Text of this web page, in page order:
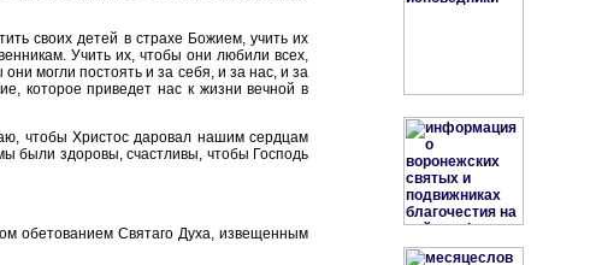
своих детей в страхе Божием, учить их
Учить их, чтобы они любили всех,
могли постоять и за себя, и за нас, и за
которое приведет нас к жизни вечной в
чтобы Христос даровал нашим сердцам
были здоровы, счастливы, чтобы Господь
обетованием Святаго Духа, извещенным